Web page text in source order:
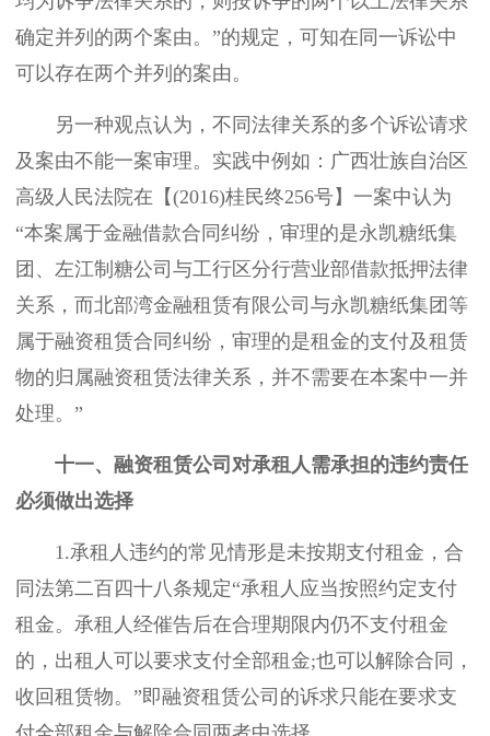
确定并列的两个案由。”的规定，可知在同一诉讼中
可以存在两个并列的案由。
另一种观点认为，不同法律关系的多个诉讼请求
及案由不能一案审理。实践中例如：广西壮族自治区
高级人民法院在【(2016)桂民终256号】一案中认为
“本案属于金融借款合同纠纷，审理的是永凯糖纸集
团、左江制糖公司与工行区分行营业部借款抵押法律
关系，而北部湾金融租赁有限公司与永凯糖纸集团等
属于融资租赁合同纠纷，审理的是租金的支付及租赁
物的归属融资租赁法律关系，并不需要在本案中一并
处理。”
十一、融资租赁公司对承租人需承担的违约责任
必须做出选择
1.承租人违约的常见情形是未按期支付租金，合
同法第二百四十八条规定“承租人应当按照约定支付
租金。承租人经催告后在合理期限内仍不支付租金
的，出租人可以要求支付全部租金;也可以解除合同，
收回租赁物。”即融资租赁公司的诉求只能在要求支